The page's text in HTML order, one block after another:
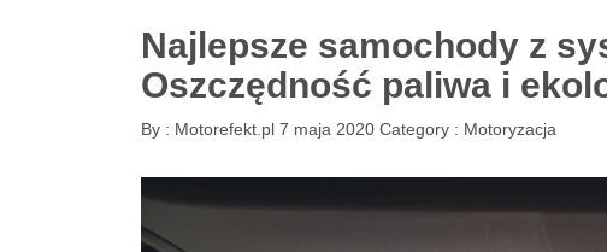
Najlepsze samochody z
Oszczędność paliwa i
By : Motorefekt.pl 7 maja 2020 Category : Motoryzacja